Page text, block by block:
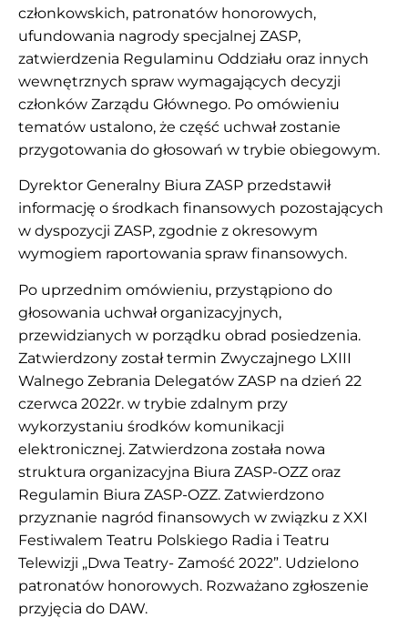
członkowskich, patronatów honorowych,
ufundowania nagrody specjalnej ZASP,
zatwierdzenia Regulaminu Oddziału oraz innych
wewnętrznych spraw wymagających decyzji
członków Zarządu Głównego. Po omówieniu
tematów ustalono, że część uchwał zostanie
przygotowania do głosowań w trybie obiegowym.
Dyrektor Generalny Biura ZASP przedstawił
informację o środkach finansowych pozostających
w dyspozycji ZASP, zgodnie z okresowym
wymogiem raportowania spraw finansowych.
Po uprzednim omówieniu, przystąpiono do
głosowania uchwał organizacyjnych,
przewidzianych w porządku obrad posiedzenia.
Zatwierdzony został termin Zwyczajnego LXIII
Walnego Zebrania Delegatów ZASP na dzień 22
czerwca 2022r. w trybie zdalnym przy
wykorzystaniu środków komunikacji
elektronicznej. Zatwierdzona została nowa
struktura organizacyjna Biura ZASP-OZZ oraz
Regulamin Biura ZASP-OZZ. Zatwierdzono
przyznanie nagród finansowych w związku z XXI
Festiwalem Teatru Polskiego Radia i Teatru
Telewizji „Dwa Teatry- Zamość 2022”. Udzielono
patronatów honorowych. Rozważano zgłoszenie
przyjęcia do DAW.